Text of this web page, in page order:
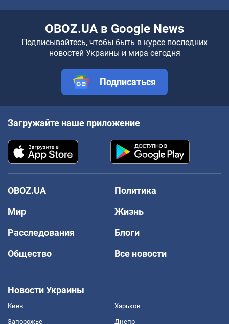
OBOZ.UA в Google News
Подписывайтесь, чтобы быть в курсе последних
новостей Украины и мира сегодня
Подписаться
Загружайте наше приложение
OBOZ.UA
Политика
Мир
Жизнь
Расследования
Блоги
Общество
Все новости
Новости Украины
Киев Харьков
Запорожье Днепр